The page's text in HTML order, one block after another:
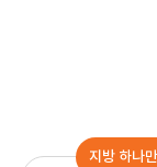
지방 하나